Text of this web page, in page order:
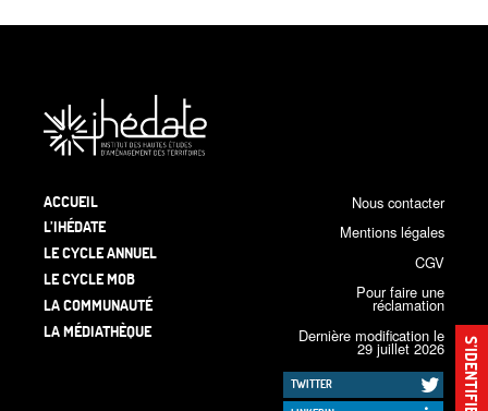
S’IDENTIFIER
ACCUEIL
L’IHÉDATE
LE CYCLE ANNUEL
LE CYCLE MOB
LA COMMUNAUTÉ
LA MÉDIATHÈQUE
Nous contacter
Mentions légales
CGV
Pour faire une
réclamation
Dernière modification le
29 juillet 2026
TWITTER